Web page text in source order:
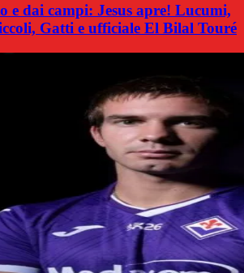
e dai campi: Jesus apre! Lucumi,
Gatti e ufficiale El Bilal Touré